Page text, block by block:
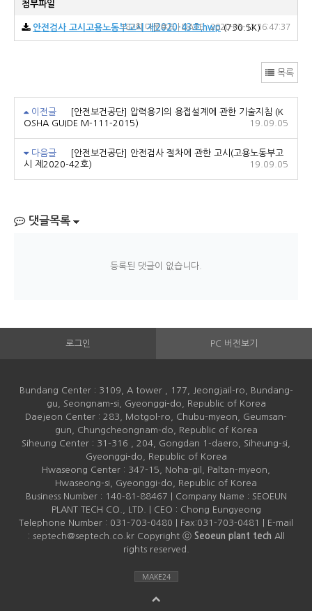
첨부파일
안전검사 고시고용노동부고시 제2020-43호.hwp(730.5K)
187회 다운로드 | DATE : 2020-03-13 16:47:37
목록
이전글
[안전보건공단] 압력용기의 용접설계에 관한 기술지침 (K
OSHA GUIDE M-111-2015)
19.09.05
다음글
[안전보건공단] 안전검사 절차에 관한 고시(고용노동부고
시 제2020-42호)
19.09.05
댓글목록
등록된 댓글이 없습니다.
로그인 PC 버전보기
Bundang Center : 3109, A tower , 177, Jeongjail-ro, Bundang-
gu, Seongnam-si, Gyeonggi-do, Republic of Korea
Daejeon Center : 283, Motgol-ro, Chubu-myeon, Geumsan-
gun, Chungcheongnam-do, Republic of Korea
Siheung Center : 31-316 , 204, Gongdan 1-daero, Siheung-si,
Gyeonggi-do, Republic of Korea
Hwaseong Center : 347-15, Noha-gil, Paltan-myeon,
Hwaseong-si, Gyeonggi-do, Republic of Korea
Business Number : 140-81-88467 | Company Name : SEOEUN
PLANT TECH CO., LTD. | CEO : Chong Eungyeong
Telephone Number : 031-703-0480 | Fax:031-703-0481 | E-mail
: septech@septech.co.kr Copyright ⓒ Seoeun plant tech All
rights reserved.
MAKE24